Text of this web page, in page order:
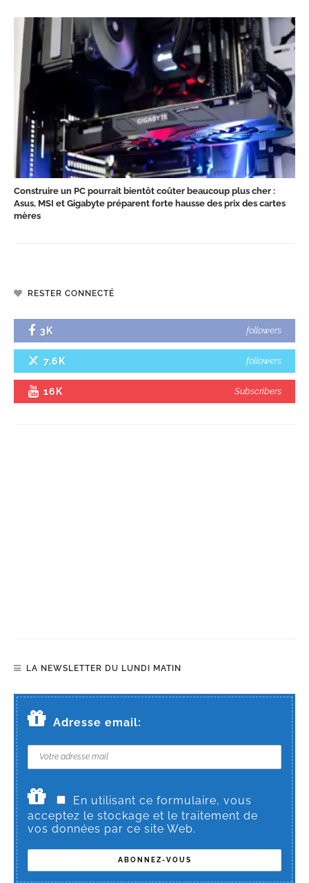
Construire un PC pourrait bientôt coûter beaucoup plus cher :
Asus, MSI et Gigabyte préparent forte hausse des prix des cartes
mères
RESTER CONNECTÉ
3K followers
7.6K followers
16K Subscribers
LA NEWSLETTER DU LUNDI MATIN
Adresse email:
En utilisant ce formulaire, vous
acceptez le stockage et le traitement de
vos données par ce site Web.